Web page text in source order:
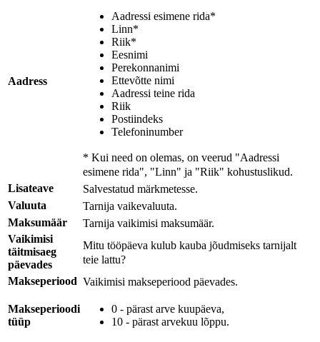
Aadress
Aadressi esimene rida*
Linn*
Riik*
Eesnimi
Perekonnanimi
Ettevõtte nimi
Aadressi teine ​​rida
Riik
Postiindeks
Telefoninumber
* Kui need on olemas, on veerud "Aadressi
esimene rida", "Linn" ja "Riik" kohustuslikud.
Lisateave
Salvestatud märkmetesse.
Valuuta
Tarnija vaikevaluuta.
Maksumäär
Tarnija vaikimisi maksumäär.
Vaikimisi
täitmisaeg
päevades
Mitu tööpäeva kulub kauba jõudmiseks tarnijalt
teie lattu?
Makseperiood Vaikimisi makseperiood päevades.
Makseperioodi
tüüp
0 - pärast arve kuupäeva,
10 - pärast arvekuu lõppu.